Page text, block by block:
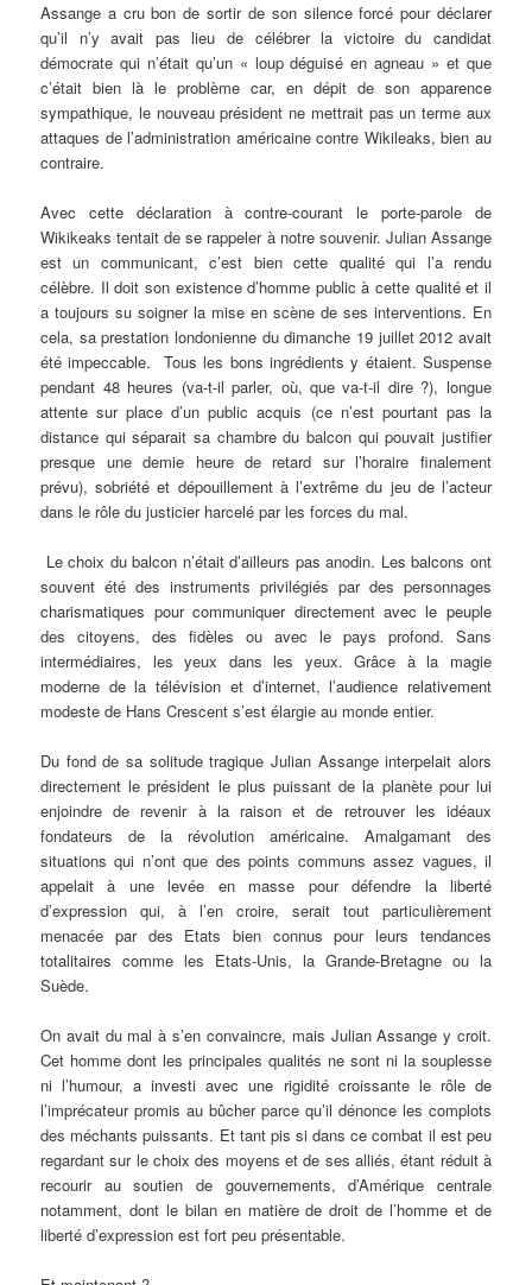
Assange a cru bon de sortir de son silence forcé pour déclarer
qu’il n’y avait pas lieu de célébrer la victoire du candidat
démocrate qui n’était qu’un « loup déguisé en agneau » et que
c’était bien là le problème car, en dépit de son apparence
sympathique, le nouveau président ne mettrait pas un terme aux
attaques de l’administration américaine contre Wikileaks, bien au
contraire.
Avec cette déclaration à contre-courant le porte-parole de
Wikikeaks tentait de se rappeler à notre souvenir. Julian Assange
est un communicant, c’est bien cette qualité qui l’a rendu
célèbre. Il doit son existence d’homme public à cette qualité et il
a toujours su soigner la mise en scène de ses interventions. En
cela, sa prestation londonienne du dimanche 19 juillet 2012 avait
été impeccable. Tous les bons ingrédients y étaient. Suspense
pendant 48 heures (va-t-il parler, où, que va-t-il dire ?), longue
attente sur place d’un public acquis (ce n’est pourtant pas la
distance qui séparait sa chambre du balcon qui pouvait justifier
presque une demie heure de retard sur l’horaire finalement
prévu), sobriété et dépouillement à l’extrême du jeu de l’acteur
dans le rôle du justicier harcelé par les forces du mal.
Le choix du balcon n’était d’ailleurs pas anodin. Les balcons ont
souvent été des instruments privilégiés par des personnages
charismatiques pour communiquer directement avec le peuple
des citoyens, des fidèles ou avec le pays profond. Sans
intermédiaires, les yeux dans les yeux. Grâce à la magie
moderne de la télévision et d’internet, l’audience relativement
modeste de Hans Crescent s’est élargie au monde entier.
Du fond de sa solitude tragique Julian Assange interpelait alors
directement le président le plus puissant de la planète pour lui
enjoindre de revenir à la raison et de retrouver les idéaux
fondateurs de la révolution américaine. Amalgamant des
situations qui n’ont que des points communs assez vagues, il
appelait à une levée en masse pour défendre la liberté
d’expression qui, à l’en croire, serait tout particulièrement
menacée par des Etats bien connus pour leurs tendances
totalitaires comme les Etats-Unis, la Grande-Bretagne ou la
Suède.
On avait du mal à s’en convaincre, mais Julian Assange y croit.
Cet homme dont les principales qualités ne sont ni la souplesse
ni l’humour, a investi avec une rigidité croissante le rôle de
l’imprécateur promis au bûcher parce qu’il dénonce les complots
des méchants puissants. Et tant pis si dans ce combat il est peu
regardant sur le choix des moyens et de ses alliés, étant réduit à
recourir au soutien de gouvernements, d’Amérique centrale
notamment, dont le bilan en matière de droit de l’homme et de
liberté d’expression est fort peu présentable.